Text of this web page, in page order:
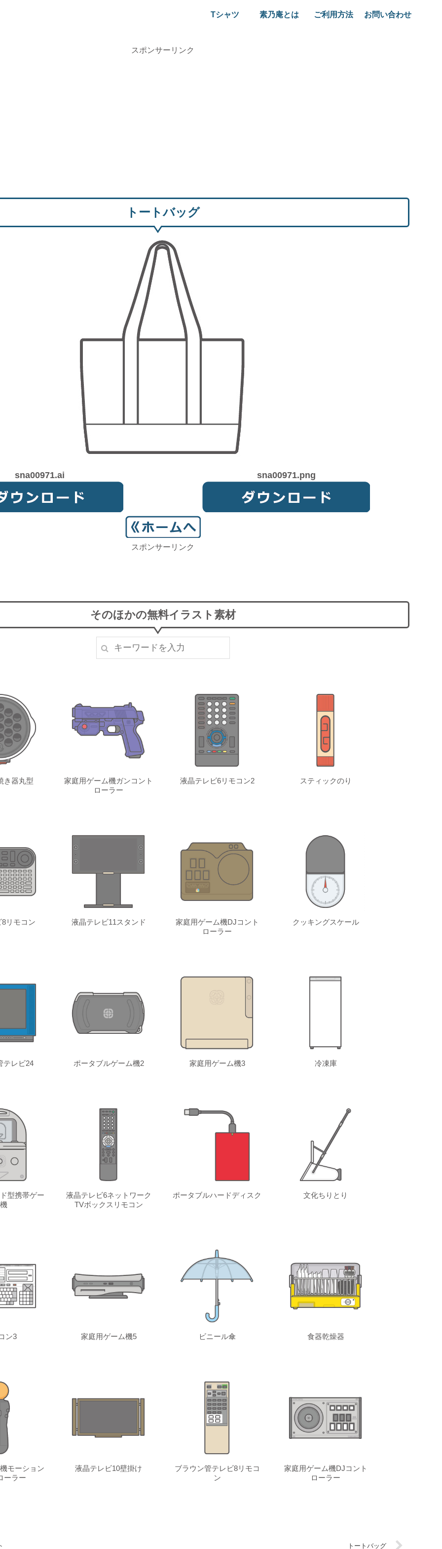
Tシャツ 素乃庵とは ご利用方法 お問い合わせ
スポンサーリンク
トートバッグ
sna00971.ai sna00971.png
スポンサーリンク
そのほかの無料イラスト素材
き器丸型
家庭用ゲーム機ガンコント
ローラー
液晶テレビ6リモコン2 スティックのり
リモコン 液晶テレビ11スタンド
家庭用ゲーム機DJコント
ローラー
クッキングスケール
テレビ24 ポータブルゲーム機2 家庭用ゲーム機3 冷凍庫
型携帯ゲー
液晶テレビ6ネットワーク
TVボックスリモコン
ポータブルハードディスク 文化ちりとり
ン3 家庭用ゲーム機5 ビニール傘 食器乾燥器
モーション
ーラー
液晶テレビ10壁掛け
ブラウン管テレビ8リモコ
ン
家庭用ゲーム機DJコント
ローラー
トートバッグ